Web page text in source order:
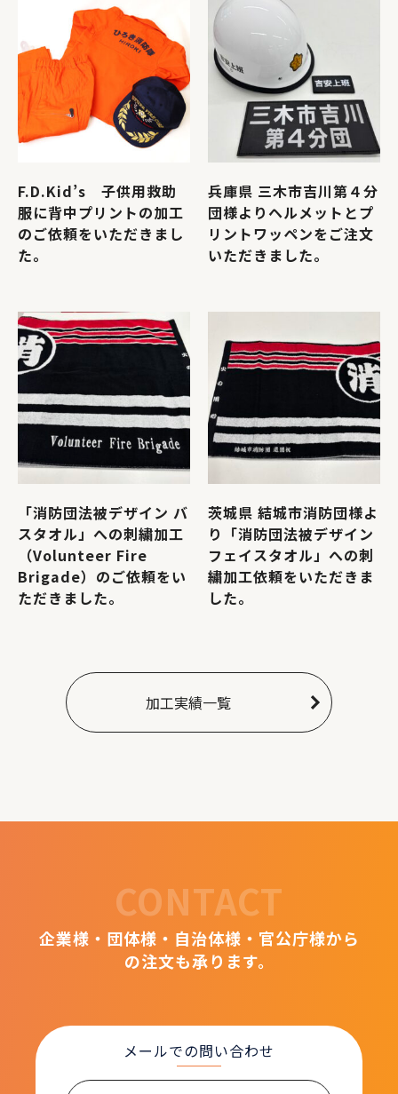
F.D.Kid’s 子供用救助
服に背中プリントの加工
のご依頼をいただきまし
た。
兵庫県 三木市吉川第４分
団様よりヘルメットとプ
リントワッペンをご注文
いただきました。
「消防団法被デザイン バ
スタオル」への刺繍加工
（Volunteer Fire
Brigade）のご依頼をい
ただきました。
茨城県 結城市消防団様よ
り「消防団法被デザイン
フェイスタオル」への刺
繍加工依頼をいただきま
した。
加工実績一覧
CONTACT
企業様・団体様・自治体様・官公庁様から
の注文も承ります。
メールでの問い合わせ